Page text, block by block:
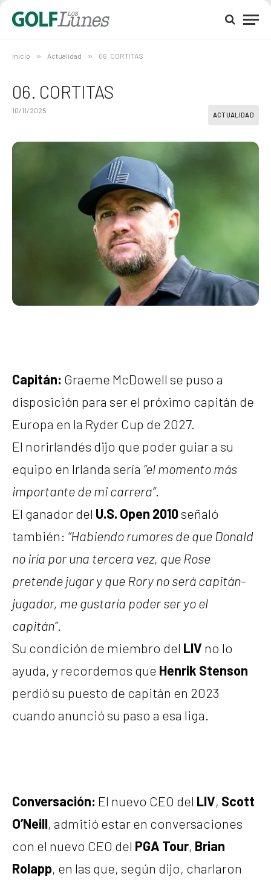
Inicio » Actualidad » 06. CORTITAS
06. CORTITAS
10/11/2025
ACTUALIDAD
Capitán: Graeme McDowell se puso a
disposición para ser el próximo capitán de
Europa en la Ryder Cup de 2027.
El norirlandés dijo que poder guiar a su
equipo en Irlanda sería “el momento más
importante de mi carrera”.
El ganador del U.S. Open 2010señaló
también: “Habiendo rumores de que Donald
no iría por una tercera vez, que Rose
pretende jugar y que Rory no será capitán-
jugador, me gustaría poder ser yo el
capitán”.
Su condición de miembro del LIV no lo
ayuda, y recordemos que Henrik Stenson
perdió su puesto de capitán en 2023
cuando anunció su paso a esa liga.
Conversación: El nuevo CEO del LIV, Scott
O’Neill, admitió estar en conversaciones
con el nuevo CEO del PGA Tour, Brian
Rolapp, en las que, según dijo, charlaron